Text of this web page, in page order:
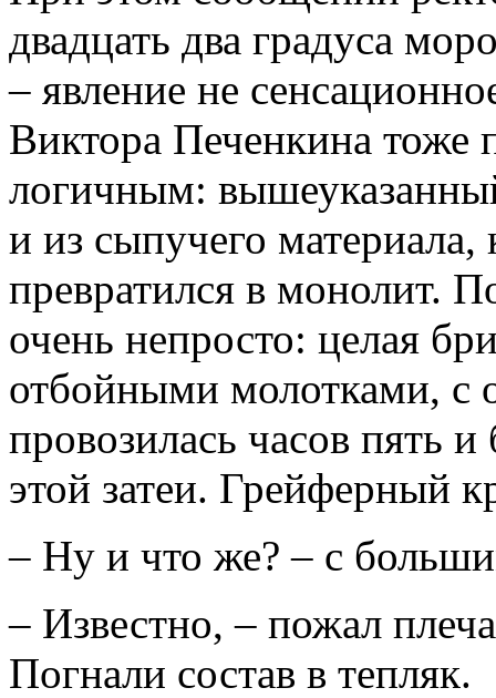
двадцать два градуса
– явление не
Виктора Печенкина тоже
логичным:
и из сыпучего
превратился в монолит.
очень непросто: целая
отбойными молотками, с
провозилась часов пять
этой затеи. Грейферный
– Ну и что же? – с
– Известно, – пожал
Погнали состав в тепляк.